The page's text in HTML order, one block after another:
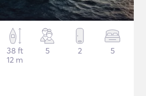
38 ft
12 m
5 2 5